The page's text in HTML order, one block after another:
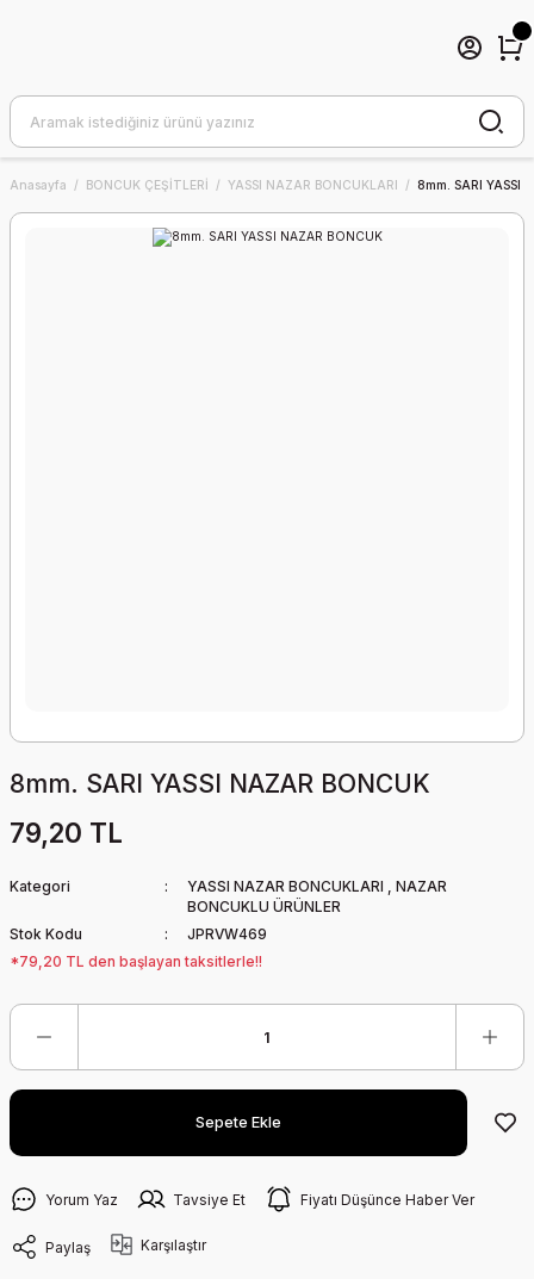
Anasayfa BONCUK ÇEŞİTLERİ YASSI NAZAR BONCUKLARI 8mm. SARI YASSI
8mm. SARI YASSI NAZAR BONCUK
79,20 TL
Kategori YASSI NAZAR BONCUKLARI , NAZAR
BONCUKLU ÜRÜNLER
Stok Kodu
JPRVW469
*79,20 TL den başlayan taksitlerle!!
Sepete Ekle
Yorum Yaz Tavsiye Et Fiyatı Düşünce Haber Ver
Paylaş Karşılaştır